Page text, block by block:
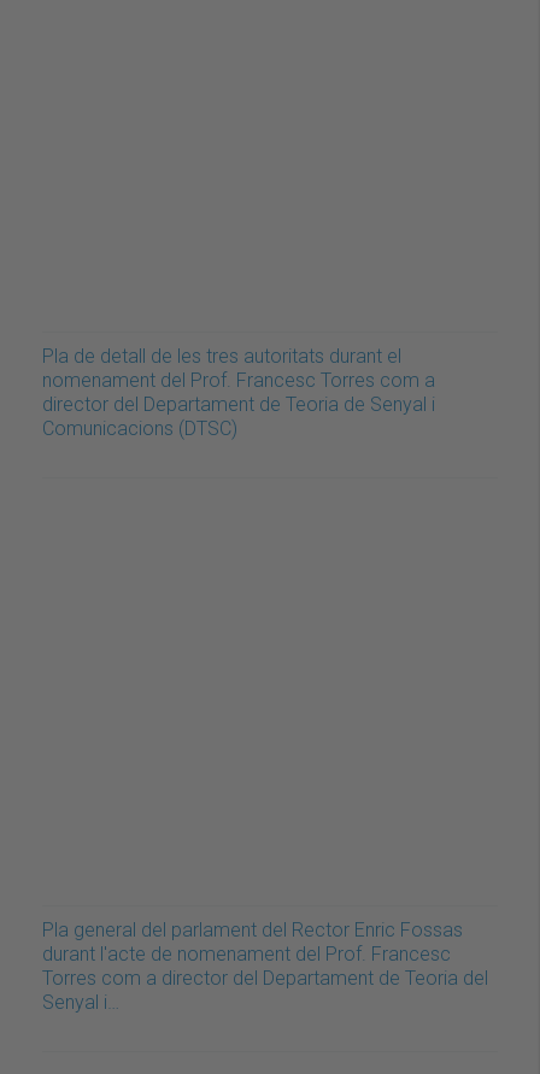
Pla de detall de les tres autoritats durant el
nomenament del Prof. Francesc Torres com a
director del Departament de Teoria de Senyal i
Comunicacions (DTSC)
Pla general del parlament del Rector Enric Fossas
durant l'acte de nomenament del Prof. Francesc
Torres com a director del Departament de Teoria del
Senyal i…